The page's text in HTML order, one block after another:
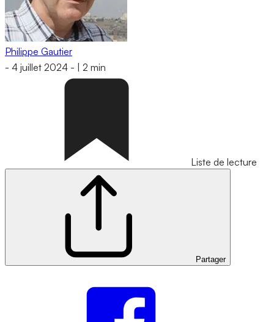
Philippe Gautier
- 4 juillet 2024 - 2 min
Liste de lecture
Partager